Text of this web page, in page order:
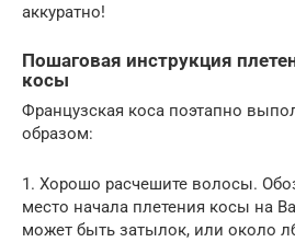
аккуратно!
Пошаговая инструкция
косы
Французская коса поэтапно
образом:
1. Хорошо расчешите волосы.
место начала плетения косы на
может быть затылок, или около